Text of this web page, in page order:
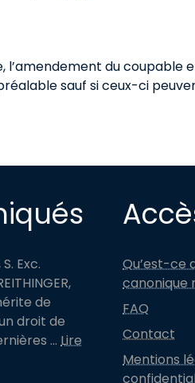
l’amendement du
sauf si ceux-ci
Exc.
de
droit de
... Lire
Qu’est-ce
canonique
FAQ
Contact
Mentions